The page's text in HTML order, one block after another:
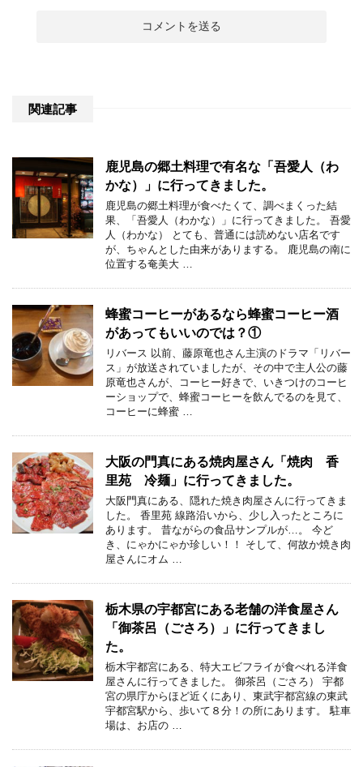
関連記事
鹿児島の郷土料理で有名な「吾愛人（わ
かな）」に行ってきました。
鹿児島の郷土料理が食べたくて、調べまくった結
果、「吾愛人（わかな）」に行ってきました。 吾愛
人（わかな） とても、普通には読めない店名です
が、ちゃんとした由来がありまする。 鹿児島の南に
位置する奄美大 …
蜂蜜コーヒーがあるなら蜂蜜コーヒー酒
があってもいいのでは？①
リバース 以前、藤原竜也さん主演のドラマ「リバー
ス」が放送されていましたが、その中で主人公の藤
原竜也さんが、コーヒー好きで、いきつけのコーヒ
ーショップで、蜂蜜コーヒーを飲んでるのを見て、
コーヒーに蜂蜜 …
大阪の門真にある焼肉屋さん「焼肉 香
里苑 冷麺」に行ってきました。
大阪門真にある、隠れた焼き肉屋さんに行ってきま
した。 香里苑 線路沿いから、少し入ったところに
あります。 昔ながらの食品サンプルが…。 今ど
き、にゃかにゃか珍しい！！ そして、何故か焼き肉
屋さんにオム …
栃木県の宇都宮にある老舗の洋食屋さん
「御茶呂（ごさろ）」に行ってきまし
た。
栃木宇都宮にある、特大エビフライが食べれる洋食
屋さんに行ってきました。 御茶呂（ごさろ） 宇都
宮の県庁からほど近くにあり、東武宇都宮線の東武
宇都宮駅から、歩いて８分！の所にあります。 駐車
場は、お店の …